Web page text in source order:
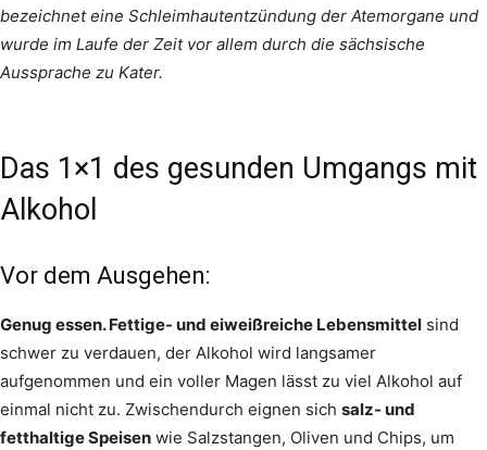
bezeichnet eine Schleimhautentzündung der Atemorgane und
wurde im Laufe der Zeit vor allem durch die sächsische
Aussprache zu Kater.
Das 1×1 des gesunden Umgangs mit
Alkohol
Vor dem Ausgehen:
Genug essen. Fettige- und eiweißreiche Lebensmittel sind
schwer zu verdauen, der Alkohol wird langsamer
aufgenommen und ein voller Magen lässt zu viel Alkohol auf
einmal nicht zu. Zwischendurch eignen sich salz- und
fetthaltige Speisen wie Salzstangen, Oliven und Chips, um